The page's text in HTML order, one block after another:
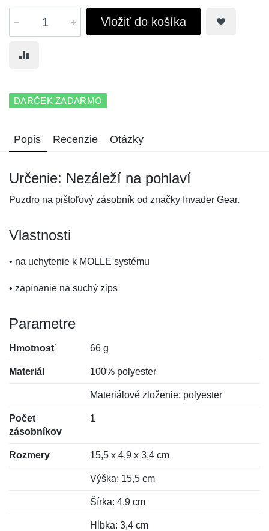
Vložiť do košíka
DARČEK ZADARMO
Popis Recenzie Otázky
Určenie: Nezáleží na pohlaví
Puzdro na pištoľový zásobník od značky Invader Gear.
Vlastnosti
• na uchytenie k MOLLE systému
• zapínanie na suchý zips
Parametre
Hmotnosť 66 g
Materiál 100% polyester
Materiálové zloženie: polyester
Počet
zásobníkov
1
Rozmery 15,5 x 4,9 x 3,4 cm
Výška: 15,5 cm
Šírka: 4,9 cm
Hĺbka: 3,4 cm